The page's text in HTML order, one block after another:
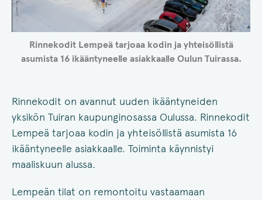
Rinnekodit Lempeä tarjoaa kodin ja yhteisöllistä
asumista 16 ikääntyneelle asiakkaalle Oulun Tuirassa.
Rinnekodit on avannut uuden ikääntyneiden
yksikön Tuiran kaupunginosassa Oulussa. Rinnekodit
Lempeä tarjoaa kodin ja yhteisöllistä asumista 16
ikääntyneelle asiakkaalle. Toiminta käynnistyi
maaliskuun alussa.
Lempeän tilat on remontoitu vastaamaan